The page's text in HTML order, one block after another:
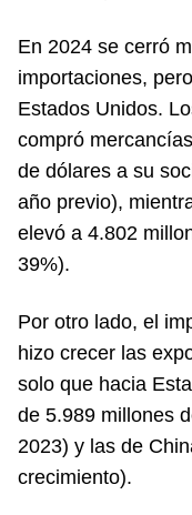
En 2024 se cerró
importaciones,
Estados Unidos.
compró
de dólares a su
año previo),
elevó a 4.802
39%).
Por otro lado, el
hizo crecer las
solo que hacia
de 5.989 millones
2023) y las de
crecimiento).